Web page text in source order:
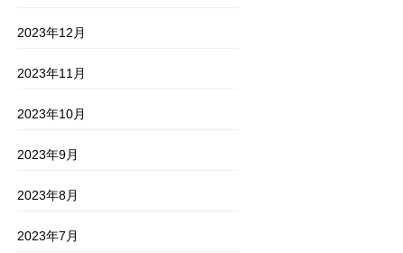
2023年12月
2023年11月
2023年10月
2023年9月
2023年8月
2023年7月